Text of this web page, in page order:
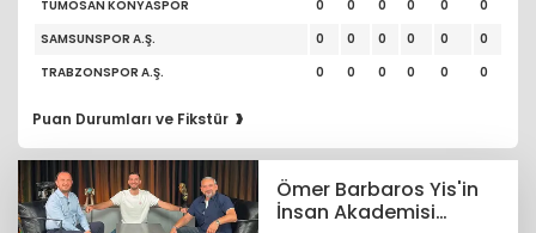
TÜMOSAN KONYASPOR
0 0 0 0 0
0
SAMSUNSPOR A.Ş.
0 0 0 0 0
0
TRABZONSPOR A.Ş.
0 0 0 0 0 0
Puan Durumları ve Fikstür ›
Ömer Barbaros Yis'in
İnsan Akademisi